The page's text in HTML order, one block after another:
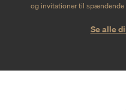
og invitationer til spændende
Se alle